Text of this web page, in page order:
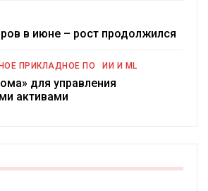
в июне – рост продолжился
ПРИКЛАДНОЕ ПО ИИ И ML
для управления
активами